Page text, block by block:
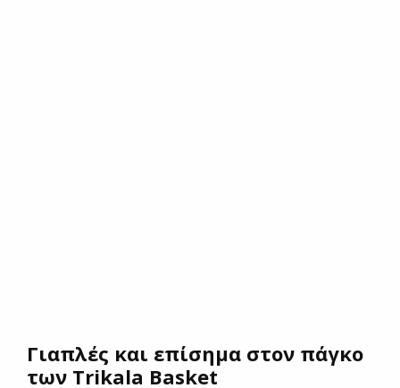
UΓιαπλές και επίσημα στον πάγκο
των Trikala Basket